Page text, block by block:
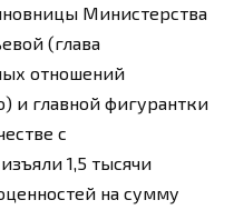
Министерства
(глава
отношений
и главной фигурантки
с
1,5 тысячи
на сумму